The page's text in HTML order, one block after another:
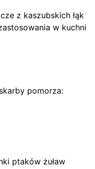
z kaszubskich łąk
w kuchni
pomorza:
ptaków żuław